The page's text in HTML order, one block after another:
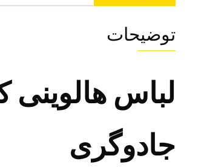
توضیحات
لباس هالوینی
جادوگری